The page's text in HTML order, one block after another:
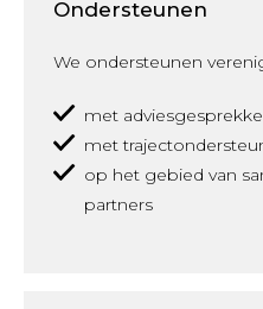
Ondersteunen
We ondersteunen
met
met
op het gebied van
partners